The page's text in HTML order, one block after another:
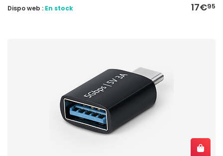
17€95
Dispo web : En stock